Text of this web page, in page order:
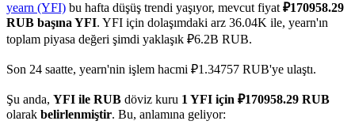
COIN-M Vadeli İşlemleri
Kripto Para Vadeli İşlemleri
Hisse senetleri, döviz, değerli metaller ve emtia türevleri
yearn (YFI) bu hafta düşüş trendi yaşıyor, mevcut fiyat ₽170958.29
RUB başına YFI. YFI için dolaşımdaki arz 36.04K ile, yearn'ın
toplam piyasa değeri şimdi yaklaşık ₽6.2B RUB.
Son 24 saatte, yearn'nin işlem hacmi ₽1.34757 RUB'ye ulaştı.
Şu anda, YFI ile RUB döviz kuru 1 YFI için ₽170958.29 RUB
olarak belirlenmiştir. Bu, anlamına geliyor: